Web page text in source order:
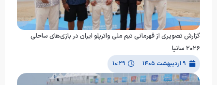
گزارش تصویری از قهرمانی تیم ملی واترپلو ایران در بازی‌های ساحلی
۲۰۲۶ سانیا
۹ اردیبهشت ۱۴۰۵ ۱۰:۲۹